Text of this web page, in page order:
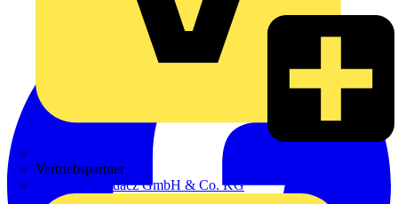
Vertriebspartner
Adalbert Zajadacz GmbH & Co. KG